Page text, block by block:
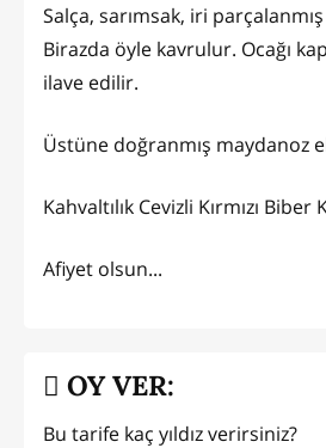
Salça, sarımsak, iri
Birazda öyle kavrulur. Ocağı
ilave edilir.
Üstüne doğranmış maydanoz
Kahvaltılık Cevizli Kırmızı Biber
Afiyet olsun...
OY VER:
Bu tarife kaç yıldız verirsiniz?